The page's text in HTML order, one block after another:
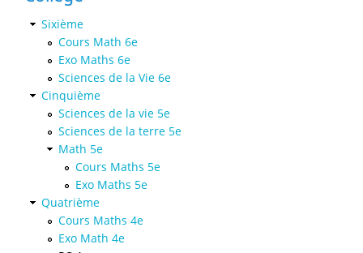
Sixième
Cours Math 6e
Exo Maths 6e
Sciences de la Vie 6e
Cinquième
Sciences de la vie 5e
Sciences de la terre 5e
Math 5e
Cours Maths 5e
Exo Maths 5e
Quatrième
Cours Maths 4e
Exo Math 4e